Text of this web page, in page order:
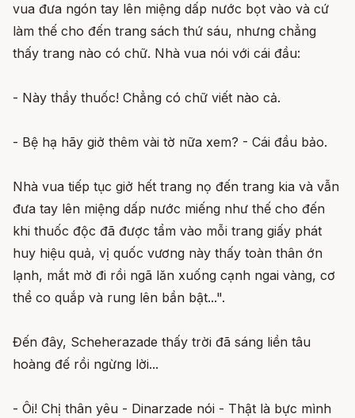
vua đưa ngón tay lên miệng dấp nước bọt vào và cứ
làm thế cho đến trang sách thứ sáu, nhưng chẳng
thấy trang nào có chữ. Nhà vua nói với cái đầu:
- Này thầy thuốc! Chẳng có chữ viết nào cả.
- Bệ hạ hãy giở thêm vài tờ nữa xem? - Cái đầu bảo.
Nhà vua tiếp tục giở hết trang nọ đến trang kia và vẫn
đưa tay lên miệng dấp nước miếng như thế cho đến
khi thuốc độc đã được tẩm vào mỗi trang giấy phát
huy hiệu quả, vị quốc vương này thấy toàn thân ớn
lạnh, mắt mờ đi rồi ngã lăn xuống cạnh ngai vàng, cơ
thể co quắp và rung lên bần bật...".
Đến đây, Scheherazade thấy trời đã sáng liền tâu
hoàng đế rồi ngừng lời...
- Ôi! Chị thân yêu - Dinarzade nói - Thật là bực mình